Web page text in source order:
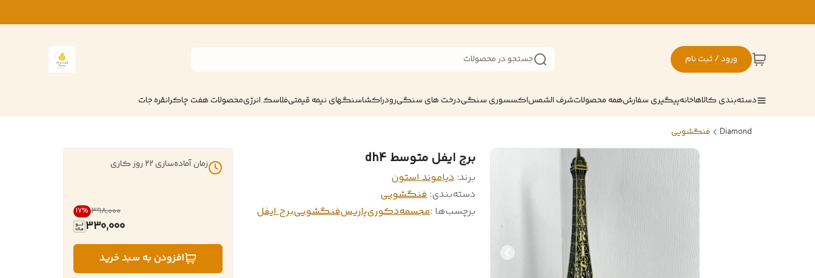
ورود / ثبت نام جستجو در محصولات
دسته‌بندی کالاهاخانهپیگیری سفارشهمه محصولاتشرف الشمساکسسوری سنگیدرخت های سنگیرودراکشاسنگهای نیمه قیمتیفلاسک انرژیمحصولات هفت چاکرانقره جات
Diamond فنگشویی
برج ایفل متوسط dh4
برند:دیاموند استون
دسته‌بندی:فنگشویی
برچسب‌ها :مجسمهدکوریپاریسفنگشوییبرج ایفل
زمان آماده‌سازی22 روز کاری
۳۹۸٬۰۰۰ 17%
330,000
افزودن به سبد خرید